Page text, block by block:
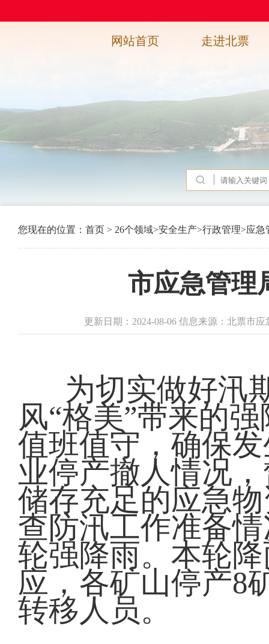
网站首页 走进北票
您现在的位置： 首页 > 26个领域>安全生产>行政管理>应
市应急管理
更新日期：2024-08-06 信息来源：北票市
为切实做好汛
风“格美”带来的
值班值守，确保
业停产撤人情况
储存充足的应急
查防汛工作准备
轮强降雨。本轮
应，各矿山停产8
转移人员。